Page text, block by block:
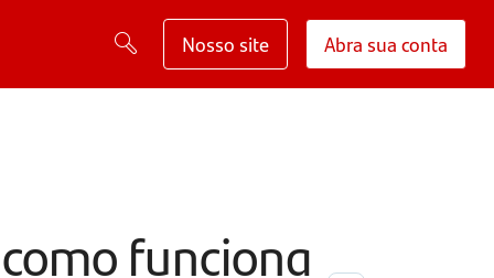
Nosso site Abra sua conta
funciona